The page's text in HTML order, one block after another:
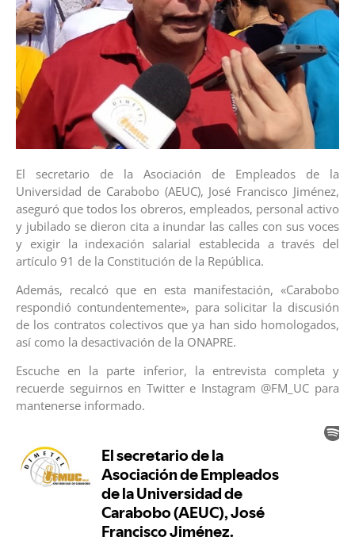
El secretario de la Asociación de Empleados de la
Universidad de Carabobo (AEUC), José Francisco Jiménez,
aseguró que todos los obreros, empleados, personal activo
y jubilado se dieron cita a inundar las calles con sus voces
y exigir la indexación salarial establecida a través del
artículo 91 de la Constitución de la República.
Además, recalcó que en esta manifestación, «Carabobo
respondió contundentemente», para solicitar la discusión
de los contratos colectivos que ya han sido homologados,
así como la desactivación de la ONAPRE.
Escuche en la parte inferior, la entrevista completa y
recuerde seguirnos en Twitter e Instagram @FM_UC para
mantenerse informado.